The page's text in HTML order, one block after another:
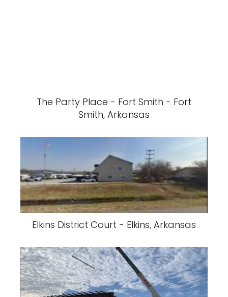
The Party Place - Fort Smith - Fort
Smith, Arkansas
Elkins District Court - Elkins, Arkansas